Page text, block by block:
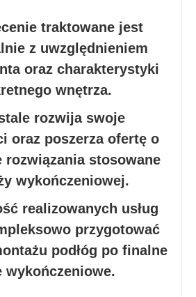
traktowane jest
z uwzględnieniem
oraz charakterystyki
wnętrza.
rozwija swoje
oraz poszerza ofertę o
rozwiązania stosowane
wykończeniowej.
realizowanych usług
przygotować
podłóg po finalne
wykończeniowe.